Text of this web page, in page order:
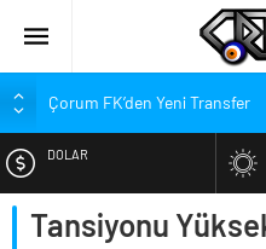
Çorum FK’den Yeni Transfer
Çorum’da Ailelere Ücretsiz
Hastanede Nurcan Baykam’a
Arca Çorum FK’nin
Oldu
DOLAR
EURO
Tansiyonu